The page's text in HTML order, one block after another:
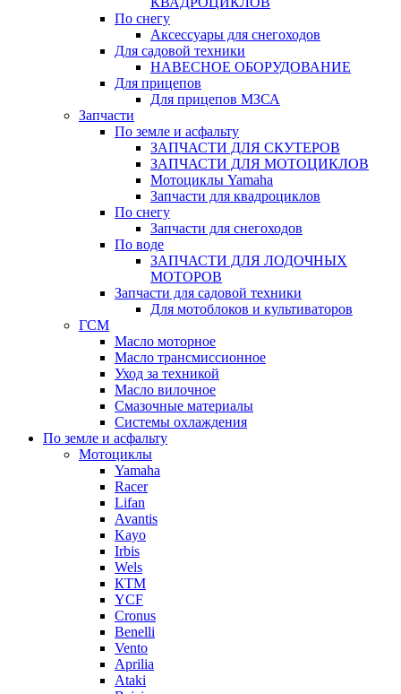
По снегу
Аксессуары для снегоходов
Для садовой техники
НАВЕСНОЕ ОБОРУДОВАНИЕ
Для прицепов
Для прицепов МЗСА
Запчасти
По земле и асфальту
ЗАПЧАСТИ ДЛЯ СКУТЕРОВ
ЗАПЧАСТИ ДЛЯ МОТОЦИКЛОВ
Мотоциклы Yamaha
Запчасти для квадроциклов
По снегу
Запчасти для снегоходов
По воде
ЗАПЧАСТИ ДЛЯ ЛОДОЧНЫХ
МОТОРОВ
Запчасти для садовой техники
Для мотоблоков и культиваторов
ГСМ
Масло моторное
Масло трансмиссионное
Уход за техникой
Масло вилочное
Смазочные материалы
Системы охлаждения
По земле и асфальту
Мотоциклы
Yamaha
Racer
Lifan
Avantis
Kayo
Irbis
Wels
КТМ
YCF
Cronus
Benelli
Vento
Aprilia
Ataki